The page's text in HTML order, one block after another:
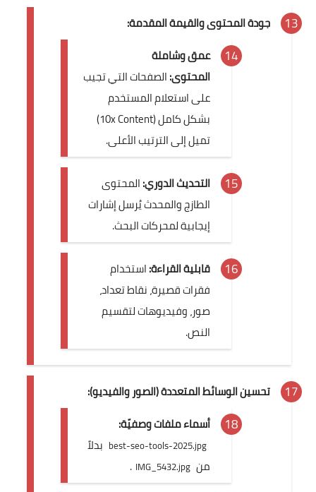
جودة المحتوى والقيمة المقدمة:
عمق وشاملة
المحتوى:الصفحات التي تجيب
على استعلام المستخدم
بشكل كامل (10x Content)
تميل إلى الترتيب الأعلى.
التحديث الدوري:المحتوى
الطازج والمحدث يُرسل إشارات
إيجابية لمحركات البحث.
قابلية القراءة:استخدام
فقرات قصيرة، نقاط تعداد،
صور، وفيديوهات لتقسيم
النص.
تحسين الوسائط المتعددة (الصور والفيديو):
أسماء ملفات وصفيّة:
best-seo-tools-2025.jpg بدلاً
من IMG_5432.jpg
.